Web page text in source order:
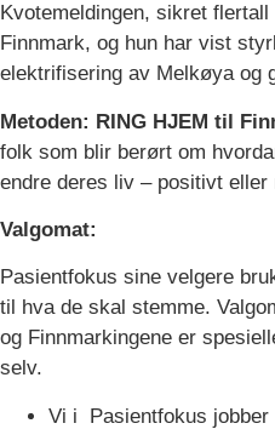
Kvotemeldingen, sikret
Finnmark, og hun har vist
elektrifisering av Melkøya og
Metoden: RING HJEM til
folk som blir berørt om
endre deres liv – positivt eller
Valgomat:
Pasientfokus sine velgere
til hva de skal stemme.
og Finnmarkingene er
selv.
Vi i Pasientfokus